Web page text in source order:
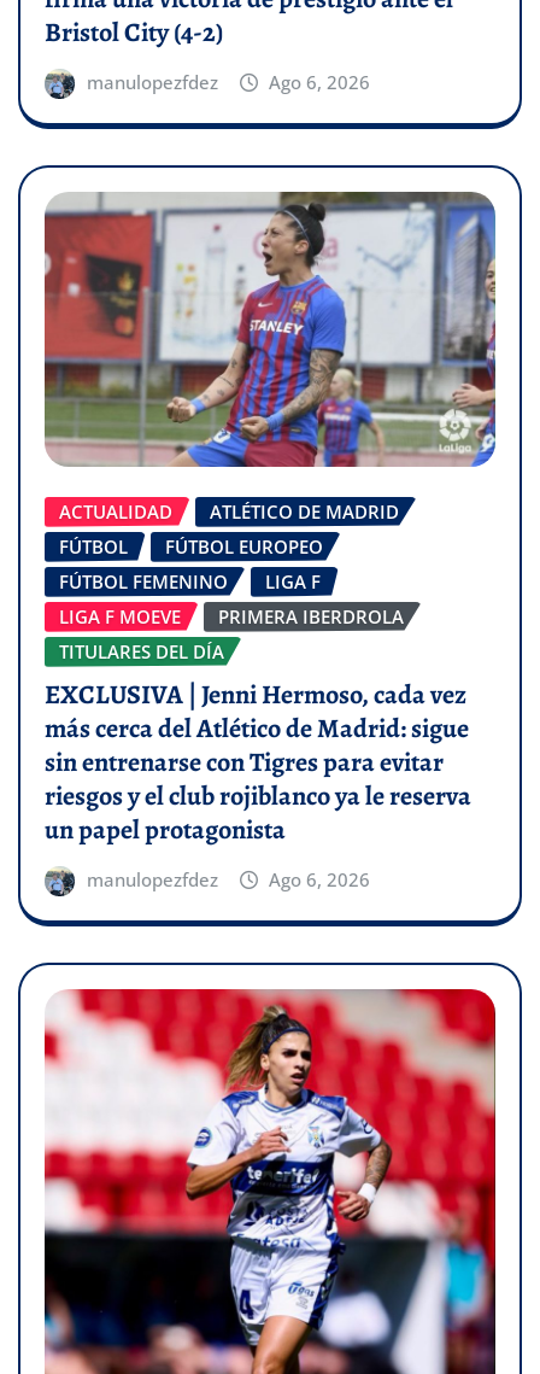
Bristol City (4-2)
manulopezfdez Ago 6, 2026
ACTUALIDAD
ATLÉTICO DE MADRID
FÚTBOL
FÚTBOL EUROPEO
FÚTBOL FEMENINO
LIGA F
LIGA F MOEVE
PRIMERA IBERDROLA
TITULARES DEL DÍA
EXCLUSIVA | Jenni Hermoso, cada vez
más cerca del Atlético de Madrid: sigue
sin entrenarse con Tigres para evitar
riesgos y el club rojiblanco ya le reserva
un papel protagonista
manulopezfdez Ago 6, 2026